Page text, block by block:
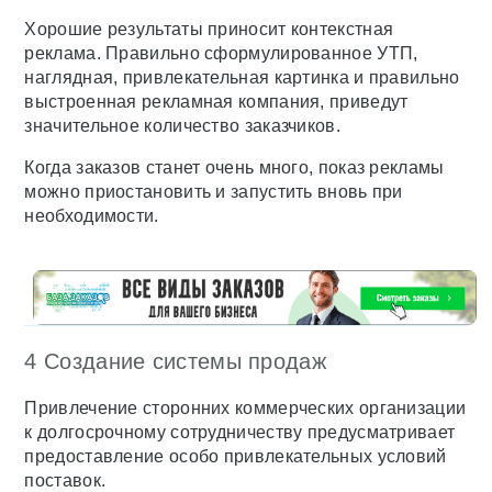
Хорошие результаты приносит контекстная
реклама. Правильно сформулированное УТП,
наглядная, привлекательная картинка и правильно
выстроенная рекламная компания, приведут
значительное количество заказчиков.
Когда заказов станет очень много, показ рекламы
можно приостановить и запустить вновь при
необходимости.
4 Создание системы продаж
Привлечение сторонних коммерческих организации
к долгосрочному сотрудничеству предусматривает
предоставление особо привлекательных условий
поставок.